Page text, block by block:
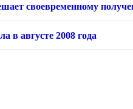
своевременному
в августе 2008 года